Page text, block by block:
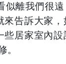
似離我們很
來告訴大家
些居家室內
。